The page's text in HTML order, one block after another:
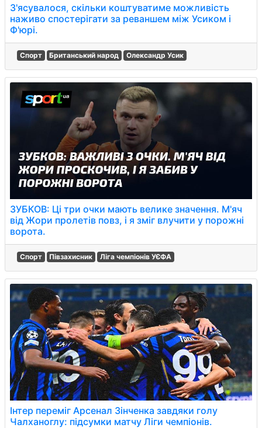
З'ясувалося, скільки коштуватиме можливість
наживо спостерігати за реваншем між Усиком і
Ф'юрі.
Спорт Британський народ Олександр Усик
ЗУБКОВ: Ці три очки мають велике значення. М'яч
від Жори пролетів повз, і я зміг влучити у порожні
ворота.
Спорт Півзахисник Ліга чемпіонів УЄФА
Інтер переміг Арсенал Зінченка завдяки голу
Чалханоглу: підсумки матчу Ліги чемпіонів.